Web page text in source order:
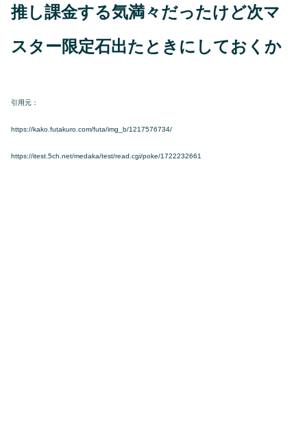
推し課金する気満々だったけど次マ
スター限定石出たときにしておくか
引用元：
https://kako.futakuro.com/futa/img_b/1217576734/
https://itest.5ch.net/medaka/test/read.cgi/poke/1722232661